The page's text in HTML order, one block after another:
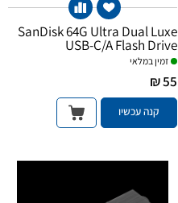
SanDisk 64G Ultra Dual Luxe
USB-C/A Flash Drive
זמין במלאי
55 ₪
קנה עכשיו